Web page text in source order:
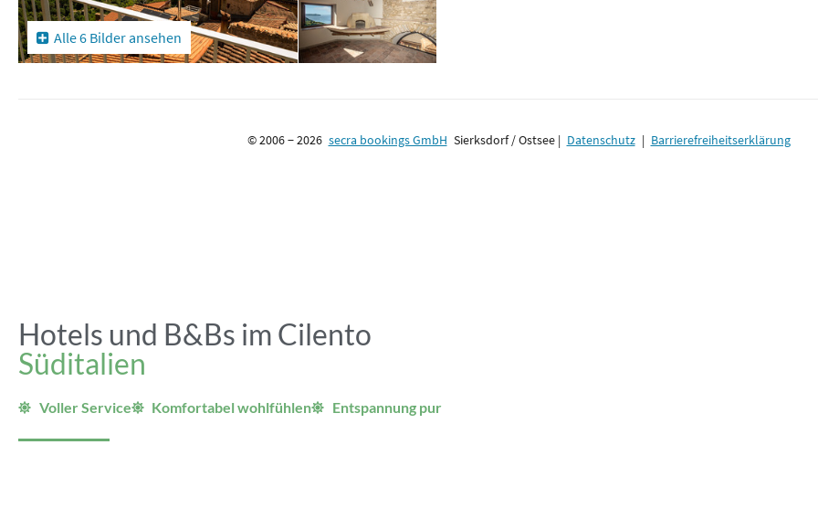
Alle 6 Bilder ansehen
© 2006 − 2026 secra bookings GmbH Sierksdorf / Ostsee | Datenschutz | Barrierefreiheitserklärung
Hotels und B&Bs im Cilento
Süditalien
Voller Service Komfortabel wohlfühlen Entspannung pur